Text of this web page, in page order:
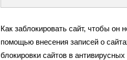
Как заблокировать сайт, чтобы
помощью внесения записей о
блокировки сайтов в